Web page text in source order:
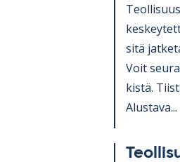
sitä
Voit
kistä.
Alus­tava...